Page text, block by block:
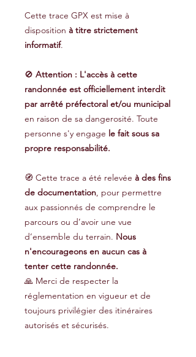
Cette trace GPX est mise à
disposition à titre strictement
informatif.
🚫 Attention : L'accès à cette
randonnée est officiellement interdit
par arrêté préfectoral et/ou municipal
en raison de sa dangerosité. Toute
personne s'y engage le fait sous sa
propre responsabilité.
🧭 Cette trace a été relevée à des fins
de documentation, pour permettre
aux passionnés de comprendre le
parcours ou d’avoir une vue
d’ensemble du terrain. Nous
n'encourageons en aucun cas à
tenter cette randonnée.
🙏 Merci de respecter la
réglementation en vigueur et de
toujours privilégier des itinéraires
autorisés et sécurisés.